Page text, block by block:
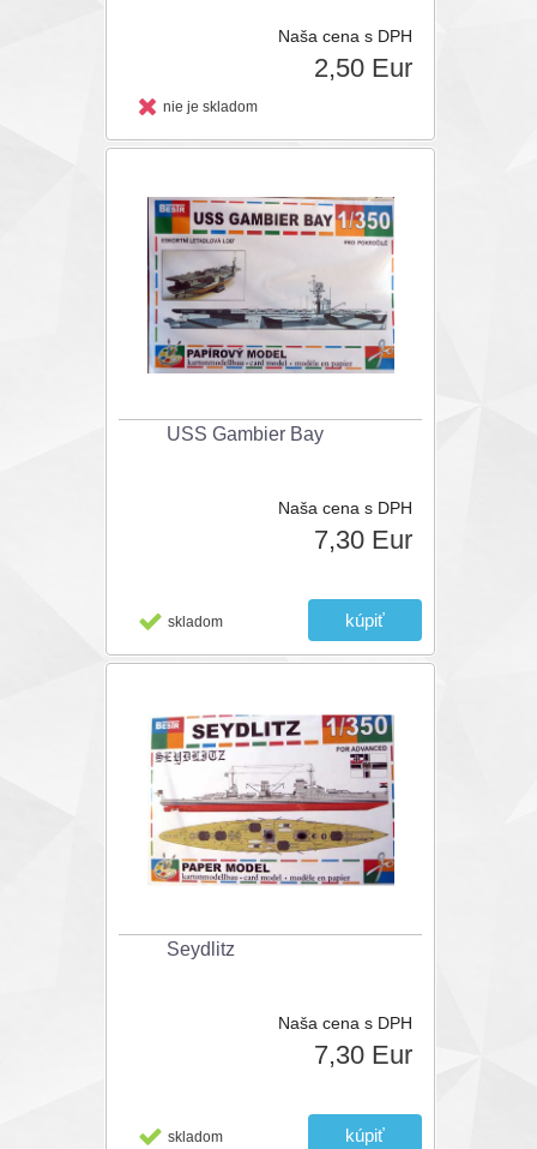
Naša cena s DPH
2,50 Eur
nie je skladom
USS Gambier Bay
Naša cena s DPH
7,30 Eur
skladom
Seydlitz
Naša cena s DPH
7,30 Eur
skladom